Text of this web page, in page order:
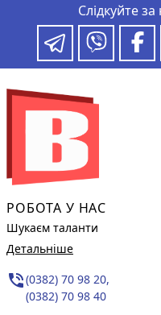
Слідкуйте
РОБОТА У НАС
Шукаєм таланти
Детальніше
phone_in_talk(0382) 70 98 20,
(0382) 70 98 40